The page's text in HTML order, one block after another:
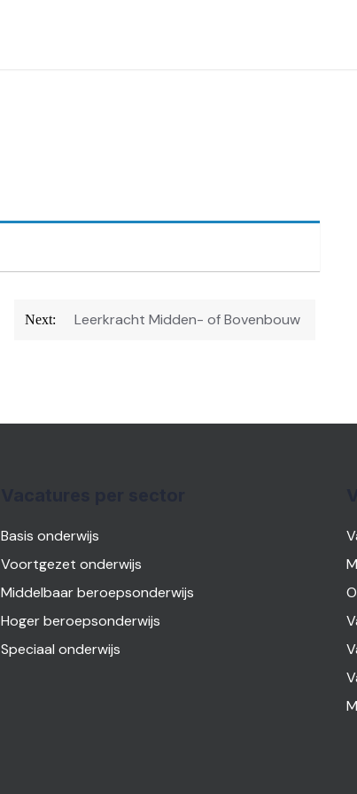
Next: Leerkracht Midden- of Bovenbouw
Basis onderwijs
Voortgezet onderwijs
Middelbaar beroepsonderwijs
Hoger beroepsonderwijs
Speciaal onderwijs